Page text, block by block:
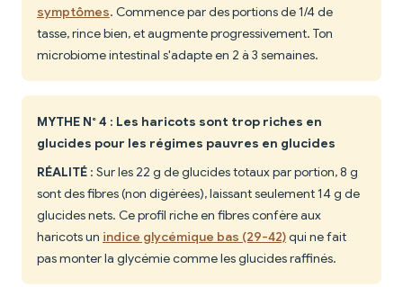
symptômes. Commence par des portions de 1/4 de
tasse, rince bien, et augmente progressivement. Ton
microbiome intestinal s'adapte en 2 à 3 semaines.
MYTHE N° 4 : Les haricots sont trop riches en
glucides pour les régimes pauvres en glucides
RÉALITÉ : Sur les 22 g de glucides totaux par portion, 8 g
sont des fibres (non digérées), laissant seulement 14 g de
glucides nets. Ce profil riche en fibres confère aux
haricots un indice glycémique bas (29-42)qui ne fait
pas monter la glycémie comme les glucides raffinés.